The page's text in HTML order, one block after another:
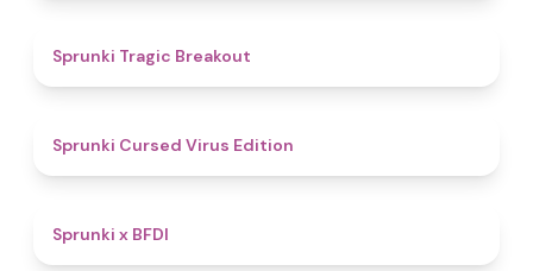
Sprunki Tragic Breakout
Sprunki Cursed Virus Edition
Sprunki x BFDI